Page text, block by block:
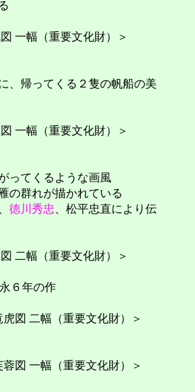
一幅（重要文化財）＞
、帰ってくる２隻の帆船の美
一幅（重要文化財）＞
ってくるような画風
の群れが描かれている
徳川秀忠
、松平忠直により伝
二幅（重要文化財）＞
６年の作
図 二幅（重要文化財）＞
図 一幅（重要文化財）＞